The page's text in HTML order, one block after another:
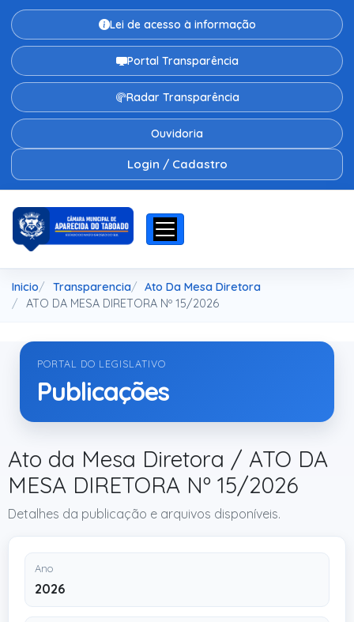
Lei de acesso à informação
Portal Transparência
Radar Transparência
Ouvidoria
Login / Cadastro
Inicio Transparencia
Ato Da Mesa Diretora
ATO DA MESA DIRETORA Nº 15/2026
PORTAL DO LEGISLATIVO
Publicações
Ato da Mesa Diretora / ATO DA
MESA DIRETORA Nº 15/2026
Detalhes da publicação e arquivos disponíveis.
Ano
2026